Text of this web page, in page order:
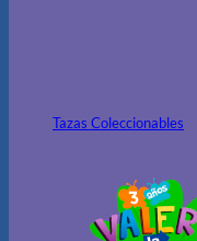
Tazas Coleccionables